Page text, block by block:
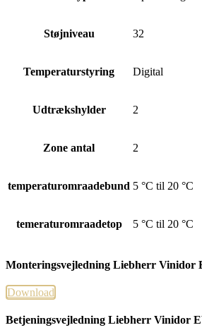
Støjniveau 32
Temperaturstyring Digital
Udtrækshylder 2
Zone antal 2
temperaturomraadebund 5 °C til 20 °C
temeraturomraadetop 5 °C til 20 °C
Monteringsvejledning Liebherr Vinidor
Download
Betjeningsvejledning Liebherr Vinidor